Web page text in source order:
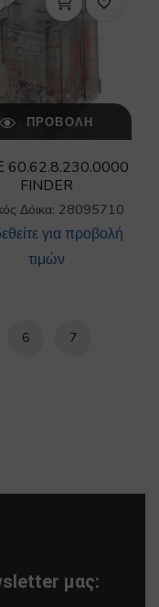
ΠΡΟΒΟΛΉ
60.62.8.230.0000
FINDER
Δόικα: 28095710
για προβολή
τιμών
6 7
μας: